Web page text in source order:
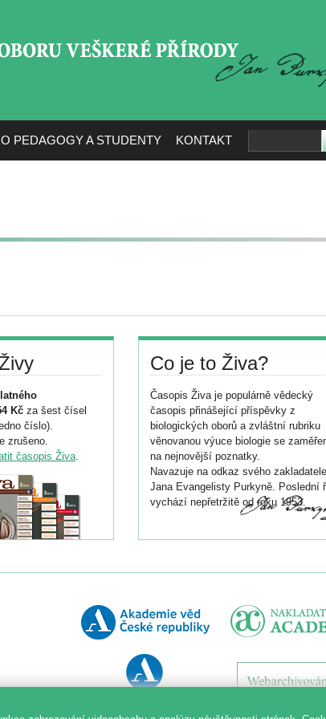
PEDAGOGY A STUDENTY KONTAKT
Kč za šest čísel
číslo).
zrušeno.
časopis Živa.
Co je to Živa?
Časopis Živa je populárně vědecký
časopis přinášející příspěvky z
biologických oborů a zvláštní rubriku
věnovanou výuce biologie se
na nejnovější poznatky.
Navazuje na odkaz svého zakladatele
Jana Evangelisty Purkyně. Poslední
vychází nepřetržitě od roku 1953.